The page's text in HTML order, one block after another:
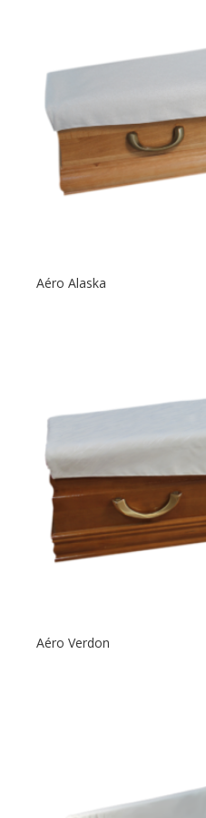
Aéro Alaska
Aéro Verdon